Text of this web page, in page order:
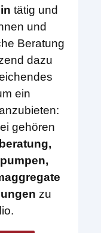
tätig und
und
Beratung
dazu
ein
gehören
zu